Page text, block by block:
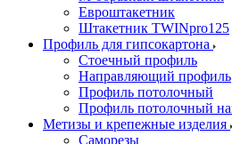
Евроштакетник
Штакетник TWINpro125
Профиль для гипсокартона
Стоечный профиль
Направляющий профиль
Профиль потолочный
Профиль потолочный
Метизы и крепежные изделия
Саморезы